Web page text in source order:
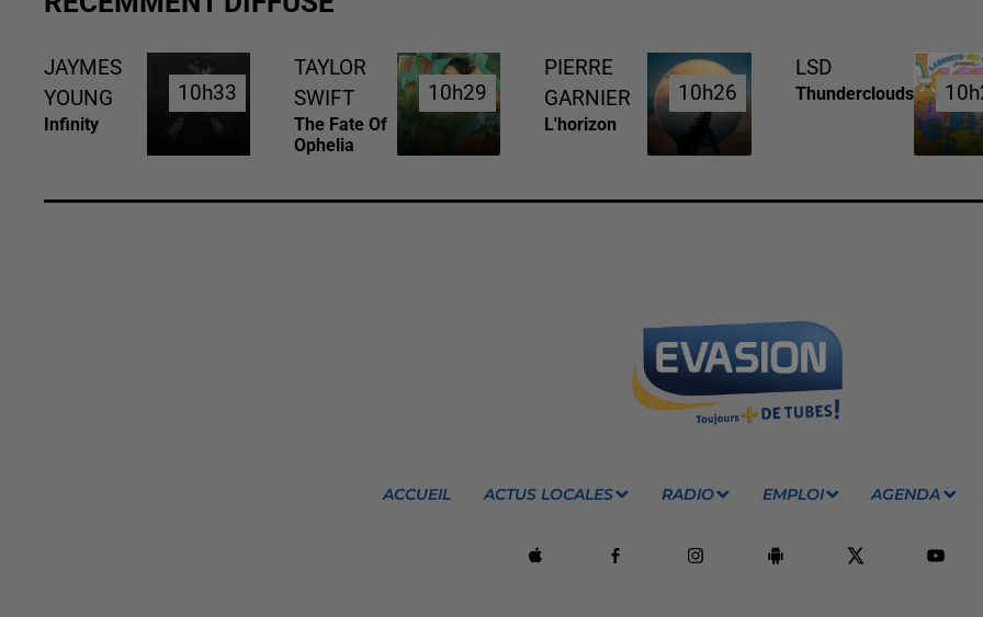
JAYMES
YOUNG
Infinity
10h33
10h33
TAYLOR
SWIFT
The Fate Of
Ophelia
10h29
10h29
PIERRE
GARNIER
L'horizon
10h26
10h26
LSD
Thunderclouds
ACCUEIL ACTUS LOCALES RADIO EMPLOI AGENDA